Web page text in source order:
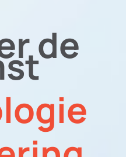
de